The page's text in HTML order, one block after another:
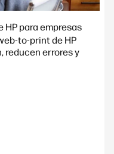
HP para empresas
to-print de HP
reducen errores y